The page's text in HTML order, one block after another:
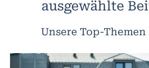
ausgewählte
Unsere Top-Themen